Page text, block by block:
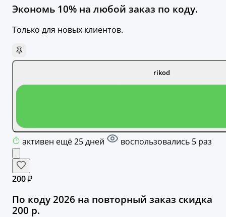
Экономь 10% на любой заказ по коду.
Только для новых клиентов.
rikod
активен ещё 25 дней воспользовались 5 раз
200 ₽
По коду 2026 на повторный заказ скидка
200 р.